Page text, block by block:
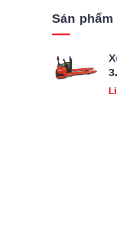
Sản